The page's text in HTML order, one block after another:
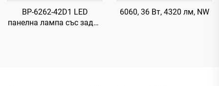
BP-6262-42D1 LED
панелна лампа със задна
6060, 36 Вт, 4320 лм, NW